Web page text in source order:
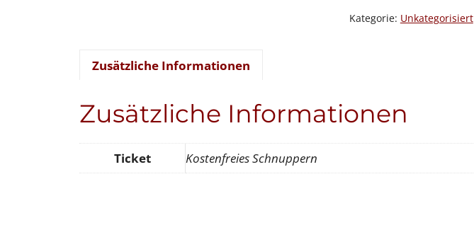
Schnuppern
Kategorie: Unkategorisiert
Zusätzliche Informationen
Zusätzliche Informationen
Ticket Kostenfreies Schnuppern